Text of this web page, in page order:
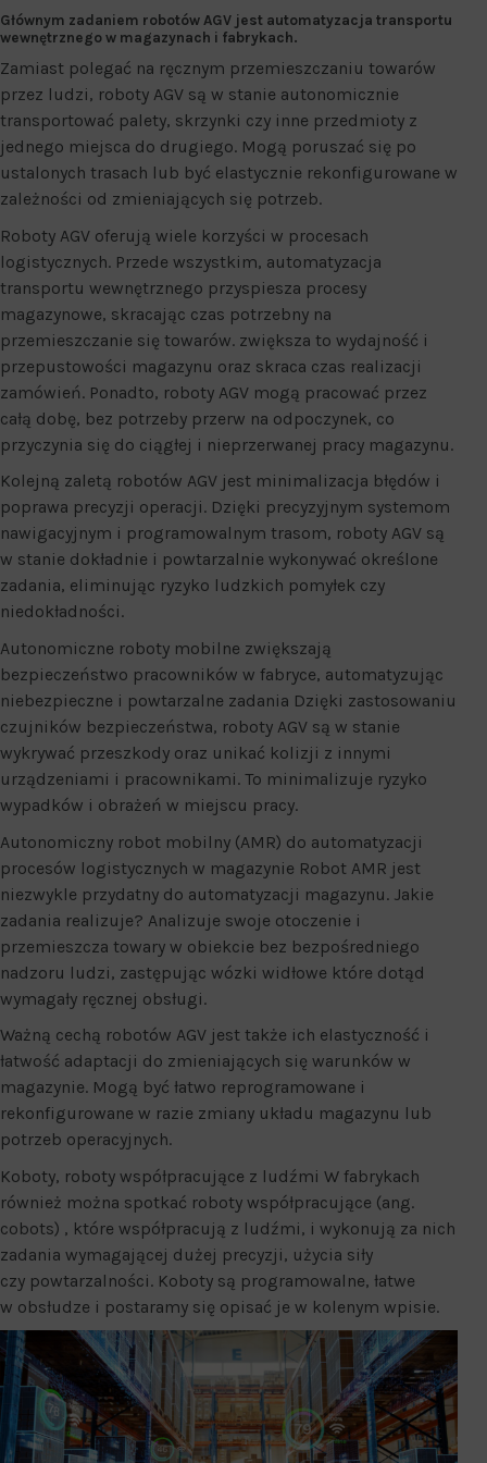
Głównym zadaniem robotów AGV jest automatyzacja transportu
wewnętrznego w magazynach i fabrykach.
Zamiast polegać na ręcznym przemieszczaniu towarów
przez ludzi, roboty AGV są w stanie autonomicznie
transportować palety, skrzynki czy inne przedmioty z
jednego miejsca do drugiego. Mogą poruszać się po
ustalonych trasach lub być elastycznie rekonfigurowane w
zależności od zmieniających się potrzeb.
Roboty AGV oferują wiele korzyści w procesach
logistycznych. Przede wszystkim, automatyzacja
transportu wewnętrznego przyspiesza procesy
magazynowe, skracając czas potrzebny na
przemieszczanie się towarów. zwiększa to wydajność i
przepustowości magazynu oraz skraca czas realizacji
zamówień. Ponadto, roboty AGV mogą pracować przez
całą dobę, bez potrzeby przerw na odpoczynek, co
przyczynia się do ciągłej i nieprzerwanej pracy magazynu.
Kolejną zaletą robotów AGV jest minimalizacja błędów i
poprawa precyzji operacji. Dzięki precyzyjnym systemom
nawigacyjnym i programowalnym trasom, roboty AGV są
w stanie dokładnie i powtarzalnie wykonywać określone
zadania, eliminując ryzyko ludzkich pomyłek czy
niedokładności.
Autonomiczne roboty mobilne zwiększają
bezpieczeństwo pracowników w fabryce, automatyzując
niebezpieczne i powtarzalne zadania Dzięki zastosowaniu
czujników bezpieczeństwa, roboty AGV są w stanie
wykrywać przeszkody oraz unikać kolizji z innymi
urządzeniami i pracownikami. To minimalizuje ryzyko
wypadków i obrażeń w miejscu pracy.
Autonomiczny robot mobilny (AMR) do automatyzacji
procesów logistycznych w magazynie Robot AMR jest
niezwykle przydatny do automatyzacji magazynu. Jakie
zadania realizuje? Analizuje swoje otoczenie i
przemieszcza towary w obiekcie bez bezpośredniego
nadzoru ludzi, zastępując wózki widłowe które dotąd
wymagały ręcznej obsługi.
Ważną cechą robotów AGV jest także ich elastyczność i
łatwość adaptacji do zmieniających się warunków w
magazynie. Mogą być łatwo reprogramowane i
rekonfigurowane w razie zmiany układu magazynu lub
potrzeb operacyjnych.
Koboty, roboty współpracujące z ludźmi W fabrykach
również można spotkać roboty współpracujące (ang.
cobots) , które współpracują z ludźmi, i wykonują za nich
zadania wymagającej dużej precyzji, użycia siły
czy powtarzalności. Koboty są programowalne, łatwe
w obsłudze i postaramy się opisać je w kolenym wpisie.